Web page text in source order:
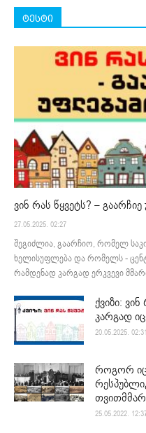
ტესტი
ვინ რას წყვეტს? –
27.05.2025. 02:27
შეგიძლია, გაარჩიო, რომელ
ხელისუფლება და რომელს -
რამდენად კარგად ერკვევი
ქვიზი:
კარგად
20.05.2025. 02:31
როგორ
25.05.2022.